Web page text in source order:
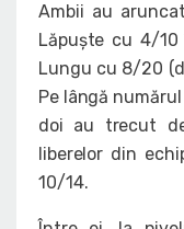
Ambii au
Lăpuște cu 4/
Lungu cu 8/20
Pe lângă
doi au trecut
liberelor din
10/14.